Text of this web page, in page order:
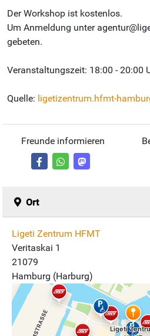
Der Workshop ist kostenlos.
Um Anmeldung unter
gebeten.
Veranstaltungszeit: 18:00 - 20:00
Quelle: ligetizentrum.hfmt-
Freunde informieren
Ort
Ligeti Zentrum HFMT
Veritaskai 1
21079
Hamburg (Harburg)